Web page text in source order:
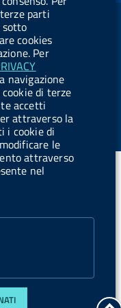
parti
cookies
Per
navigazione
di terze
accetti
attraverso la
i cookie di
le
attraverso
nel